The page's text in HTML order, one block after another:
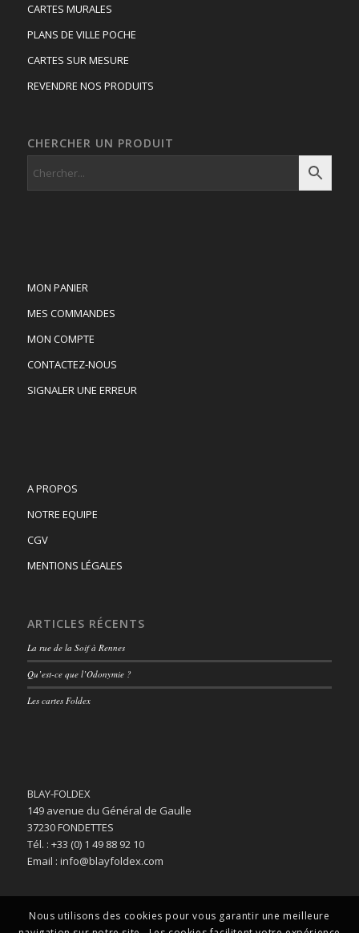
CARTES MURALES
PLANS DE VILLE POCHE
CARTES SUR MESURE
REVENDRE NOS PRODUITS
CHERCHER UN PRODUIT
MON PANIER
MES COMMANDES
MON COMPTE
CONTACTEZ-NOUS
SIGNALER UNE ERREUR
A PROPOS
NOTRE EQUIPE
CGV
MENTIONS LÉGALES
ARTICLES RÉCENTS
La rue de la Soif à Rennes
Qu’est-ce que l’Odonymie ?
Les cartes Foldex
BLAY-FOLDEX
149 avenue du Général de Gaulle
37230 FONDETTES
Tél. : +33 (0) 1 49 88 92 10
Email : info@blayfoldex.com
Nous utilisons des cookies pour vous garantir une meilleure